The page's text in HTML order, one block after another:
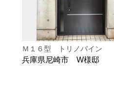
Ｍ１６型 トリノパイン
兵庫県尼崎市 W様邸